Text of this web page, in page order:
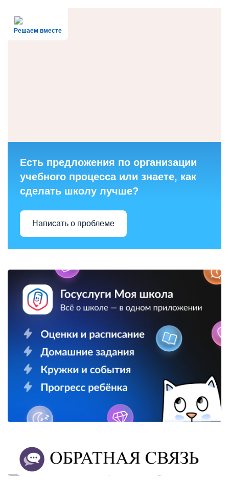
Решаем вместе
Есть предложения по организации
учебного процесса или знаете, как
сделать школу лучше?
Написать о проблеме